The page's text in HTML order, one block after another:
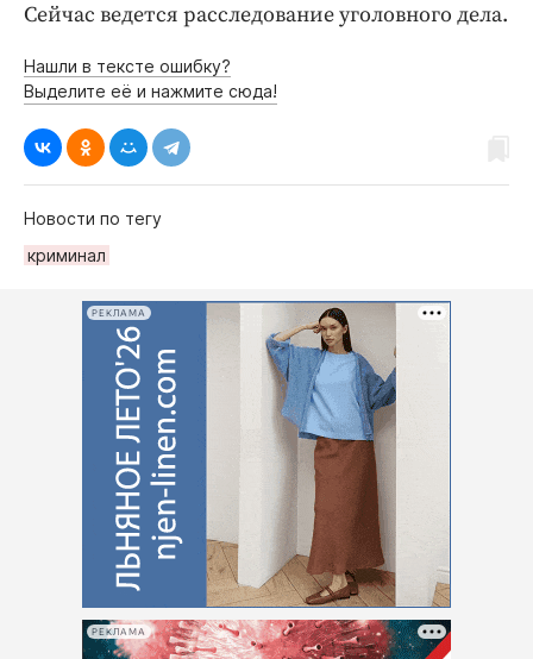
Сейчас ведется расследование уголовного дела.
Нашли в тексте ошибку?
Выделите её и нажмите сюда!
Новости по тегу
криминал
РЕКЛАМА
РЕКЛАМА